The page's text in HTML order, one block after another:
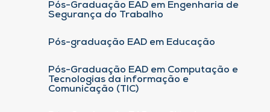
Pós-Graduação EAD em Engenharia de
Segurança do Trabalho
Pós-graduação EAD em Educação
Pós-Graduação EAD em Computação e
Tecnologias da informação e
Comunicação (TIC)